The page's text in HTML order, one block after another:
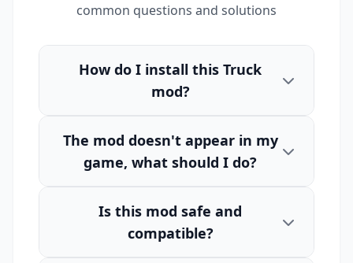
common questions and solutions
How do I install this Truck
mod?
The mod doesn't appear in my
game, what should I do?
Is this mod safe and
compatible?